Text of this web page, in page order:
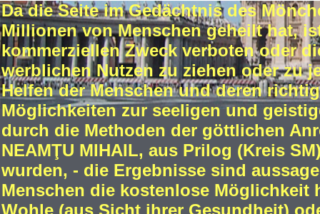
Da die Seite im Gedächtnis des
Millionen von Menschen geheilt hat,
kommerziellen Zweck verboten oder
werblichen Nutzen zu ziehen oder zu
Helfen der Menschen und deren
Möglichkeiten zur seeligen und
durch die Methoden der göttlichen
NEAMŢU MIHAIL, aus Prilog (Kreis
wurden, - die Ergebnisse sind
Menschen die kostenlose Möglichkeit
Wohle (aus Sicht ihrer Gesundheit)